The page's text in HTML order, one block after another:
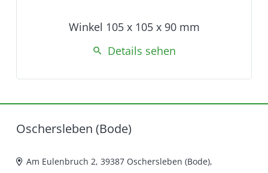
Winkel 105 x 105 x 90 mm
search Details sehen
Oschersleben (Bode)
Am Eulenbruch 2, 39387 Oschersleben (Bode),